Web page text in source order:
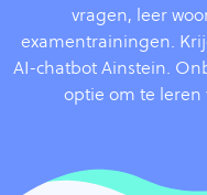
vragen, leer
examentrainingen.
AI-chatbot Ainstein.
optie om te leren